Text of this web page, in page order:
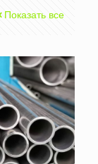
Показать все